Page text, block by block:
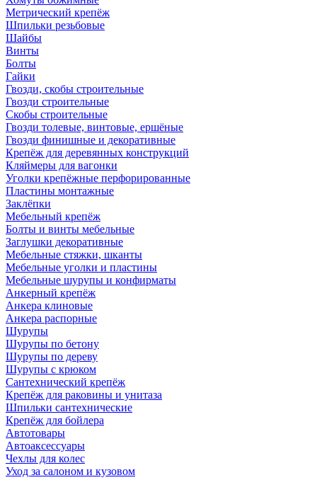
Метрический крепёж
Шпильки резьбовые
Шайбы
Винты
Болты
Гайки
Гвозди, скобы строительные
Гвозди строительные
Скобы строительные
Гвозди толевые, винтовые, ершёные
Гвозди финишные и декоративные
Крепёж для деревянных конструкций
Кляймеры для вагонки
Уголки крепёжные перфорированные
Пластины монтажные
Заклёпки
Мебельный крепёж
Болты и винты мебельные
Заглушки декоративные
Мебельные стяжки, шканты
Мебельные уголки и пластины
Мебельные шурупы и конфирматы
Анкерный крепёж
Анкера клиновые
Анкера распорные
Шурупы
Шурупы по бетону
Шурупы по дереву
Шурупы с крюком
Сантехнический крепёж
Крепёж для раковины и унитаза
Шпильки сантехнические
Крепёж для бойлера
Автотовары
Автоаксессуары
Чехлы для колес
Уход за салоном и кузовом